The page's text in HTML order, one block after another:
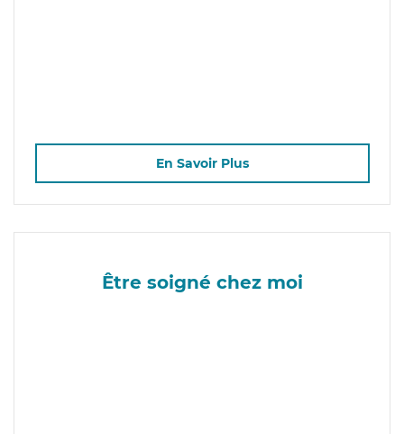
En Savoir Plus
Être soigné chez moi